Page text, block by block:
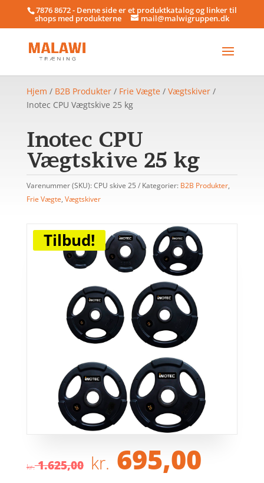
7876 8672 - Denne side er et produktkatalog og linker til
shops med produkterne mail@malwigruppen.dk
Hjem / B2B Produkter/ Frie Vægte/ Vægtskiver/
Inotec CPU Vægtskive 25 kg
Inotec CPU
Vægtskive 25 kg
Varenummer (SKU): CPU skive 25 Kategorier: B2B Produkter,
Frie Vægte, Vægtskiver
Tilbud!
kr.1.625,00 Den
oprindelige
kr. 695,00Den